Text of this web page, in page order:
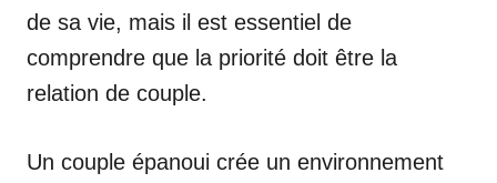
de sa vie, mais il est essentiel de
comprendre que la priorité doit être la
relation de couple.
Un couple épanoui crée un environnement